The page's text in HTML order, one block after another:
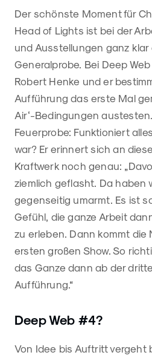
Der schönste Moment für
Head of Lights ist bei der
und Ausstellungen ganz klar
Generalprobe. Bei Deep
Robert Henke und er
Aufführung das erste Mal
Air‘-Bedingungen
Feuerprobe: Funktioniert
war? Er erinnert sich an
Kraftwerk noch genau:
ziemlich geflasht. Da haben
gegenseitig umarmt. Es ist
Gefühl, die ganze Arbeit
zu erleben. Dann kommt die
ersten großen Show. So
das Ganze dann ab der
Aufführung.“
Deep Web #4?
Von Idee bis Auftritt vergeht